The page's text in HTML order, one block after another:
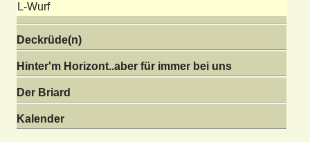
L-Wurf
Deckrüde(n)
Hinter'm Horizont..aber für immer bei uns
Der Briard
Kalender